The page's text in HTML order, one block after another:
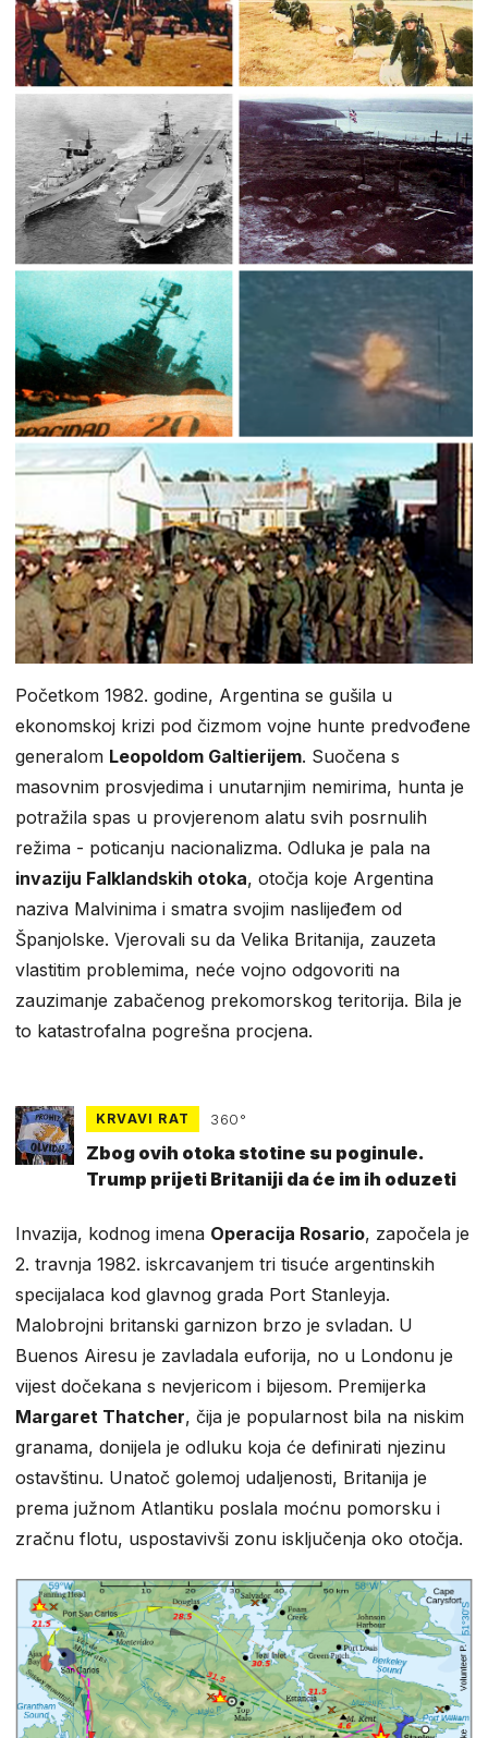
Početkom 1982. godine, Argentina se gušila u
ekonomskoj krizi pod čizmom vojne hunte predvođene
generalom Leopoldom Galtierijem. Suočena s
masovnim prosvjedima i unutarnjim nemirima, hunta je
potražila spas u provjerenom alatu svih posrnulih
režima - poticanju nacionalizma. Odluka je pala na
invaziju Falklandskih otoka, otočja koje Argentina
naziva Malvinima i smatra svojim naslijeđem od
Španjolske. Vjerovali su da Velika Britanija, zauzeta
vlastitim problemima, neće vojno odgovoriti na
zauzimanje zabačenog prekomorskog teritorija. Bila je
to katastrofalna pogrešna procjena.
KRVAVI RAT 360°
Zbog ovih otoka stotine su poginule.
Trump prijeti Britaniji da će im ih oduzeti
Invazija, kodnog imena Operacija Rosario, započela je
2. travnja 1982. iskrcavanjem tri tisuće argentinskih
specijalaca kod glavnog grada Port Stanleyja.
Malobrojni britanski garnizon brzo je svladan. U
Buenos Airesu je zavladala euforija, no u Londonu je
vijest dočekana s nevjericom i bijesom. Premijerka
Margaret Thatcher, čija je popularnost bila na niskim
granama, donijela je odluku koja će definirati njezinu
ostavštinu. Unatoč golemoj udaljenosti, Britanija je
prema južnom Atlantiku poslala moćnu pomorsku i
zračnu flotu, uspostavivši zonu isključenja oko otočja.